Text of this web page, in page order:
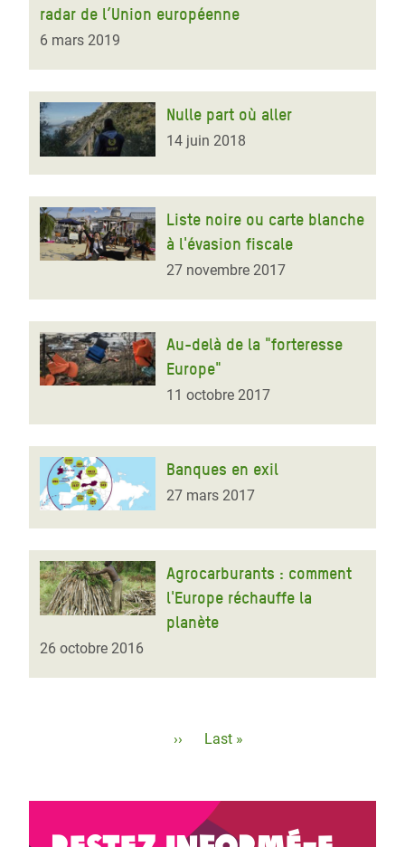
radar de l’Union européenne
6 mars 2019
Nulle part où aller
14 juin 2018
Liste noire ou carte blanche
à l'évasion fiscale
27 novembre 2017
Au-delà de la "forteresse
Europe"
11 octobre 2017
Banques en exil
27 mars 2017
Agrocarburants : comment
l'Europe réchauffe la
planète
26 octobre 2016
Page
››
Dernière
Last »